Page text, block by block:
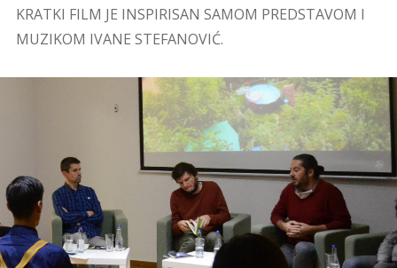
KRATKI FILM JE INSPIRISAN SAMOM PREDSTAVOM I
MUZIKOM IVANE STEFANOVIĆ.